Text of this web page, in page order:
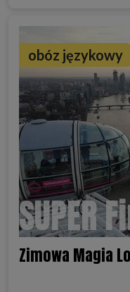
SUPER
obóz językowy
Zimowa Magia